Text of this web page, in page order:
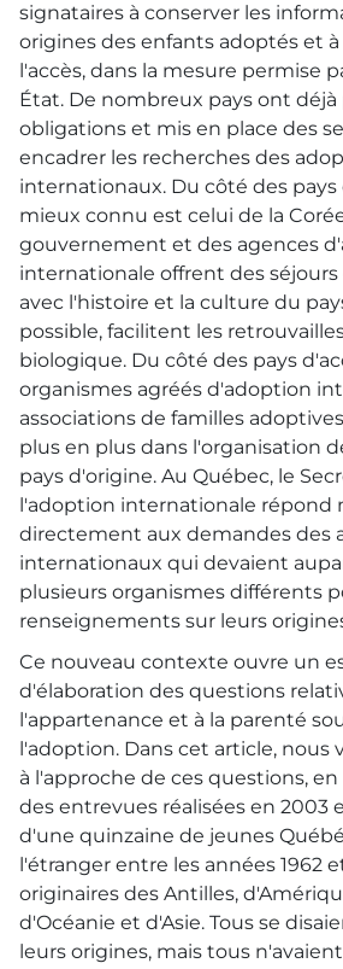
signataires à conserver les
origines des enfants adoptés et
l'accès, dans la mesure permise
État. De nombreux pays ont déjà
obligations et mis en place des
encadrer les recherches des
internationaux. Du côté des pays
mieux connu est celui de la
gouvernement et des agences
internationale offrent des
avec l'histoire et la culture du
possible, facilitent les
biologique. Du côté des pays
organismes agréés d'adoption
associations de familles
plus en plus dans l'organisation
pays d'origine. Au Québec, le
l'adoption internationale répond
directement aux demandes des
internationaux qui devaient
plusieurs organismes différents
renseignements sur leurs
Ce nouveau contexte ouvre un
d'élaboration des questions
l'appartenance et à la parenté
l'adoption. Dans cet article,
à l'approche de ces questions,
des entrevues réalisées en 2003
d'une quinzaine de jeunes
l'étranger entre les années 1962
originaires des Antilles,
d'Océanie et d'Asie. Tous se
leurs origines, mais tous